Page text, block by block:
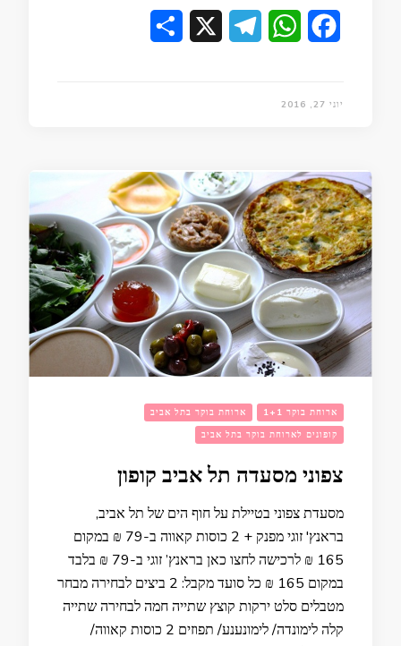
Facebook
WhatsApp
Telegram
יוני 27, 2016
ארוחת בוקר 1+1
ארוחת בוקר בתל אביב
קופונים לארוחת בוקר בתל אביב
צפוני מסעדה תל אביב קופון
מסעדת צפוני בטיילת על חוף הים של תל אביב,
בראנץ' זוגי מפנק + 2 כוסות קאווה ב-79 ₪ במקום
165 ₪ לרכישה לחצו כאן בראנץ’ זוגי ב-79 ₪ בלבד
במקום 165 ₪ כל סועד מקבל: 2 ביצים לבחירה מבחר
מטבלים סלט ירקות קוצץ שתייה חמה לבחירה שתייה
קלה לימונדה/ לימונענע/ תפוזים 2 כוסות קאווה/